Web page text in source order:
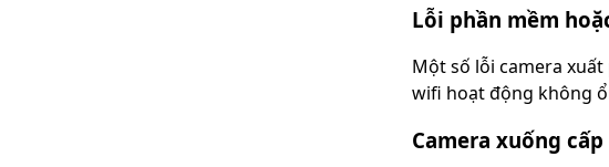
Lỗi phần mềm
Một số lỗi camera
wifi hoạt động không
Camera xuống